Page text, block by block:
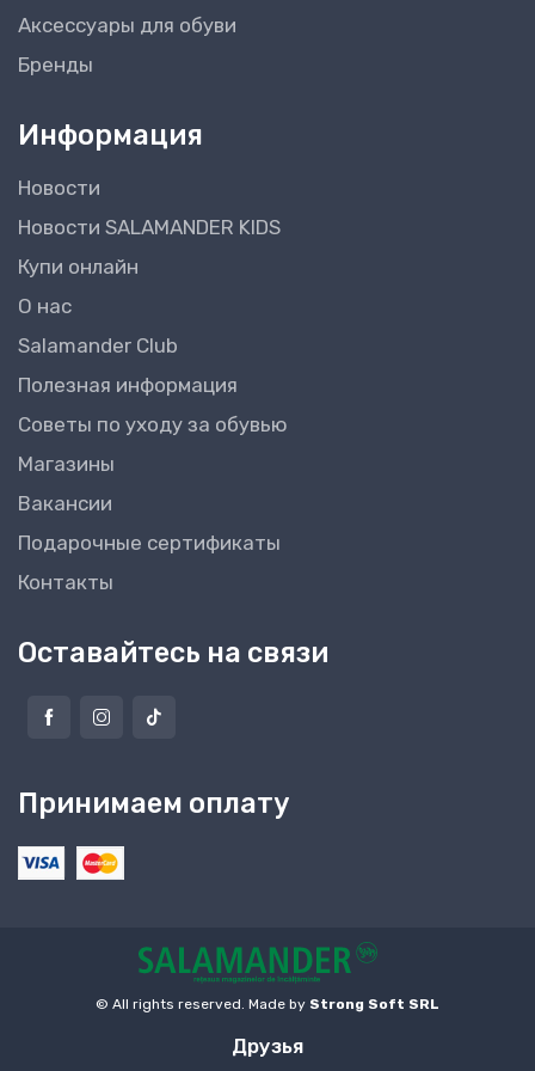
Аксессуары для обуви
Бренды
Информация
Новости
Новости SALAMANDER KIDS
Купи онлайн
О нас
Salamander Club
Полезная информация
Советы по уходу за обувью
Магазины
Вакансии
Подарочные сертификаты
Контакты
Оставайтесь на связи
Принимаем оплату
© All rights reserved. Made by Strong Soft SRL
Друзья